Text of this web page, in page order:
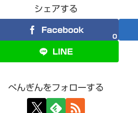
シェアする
Facebook
0
LINE
ぺんぎんをフォローする